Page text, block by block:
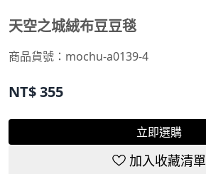
天空之城絨布豆豆毯
商品貨號： mochu-a0139-4
NT$355
立即選購
加入收藏清單